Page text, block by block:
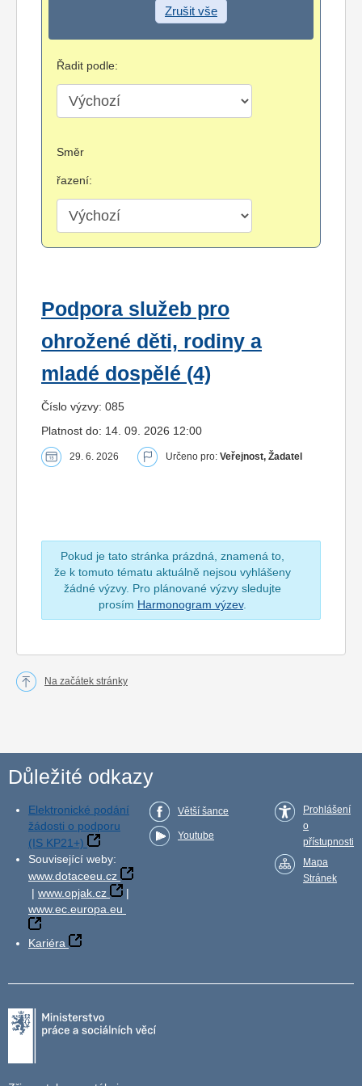
Zrušit vše
Řadit podle:
Směr
řazení:
Podpora služeb pro
ohrožené děti, rodiny a
mladé dospělé (4)
Číslo výzvy: 085
Platnost do: 14. 09. 2026 12:00
29. 6. 2026 Určeno pro: Veřejnost, Žadatel
Pokud je tato stránka prázdná, znamená to,
že k tomuto tématu aktuálně nejsou vyhlášeny
žádné výzvy. Pro plánované výzvy sledujte
prosím Harmonogram výzev.
Na začátek stránky
Důležité odkazy
Elektronické podání
žádosti o podporu
(IS KP21+)
Související weby:
www.dotaceeu.cz
| www.opjak.cz
|
www.ec.europa.eu
Kariéra
Větší šance
Youtube
Prohlášení
o
přístupnosti
Mapa
Stránek